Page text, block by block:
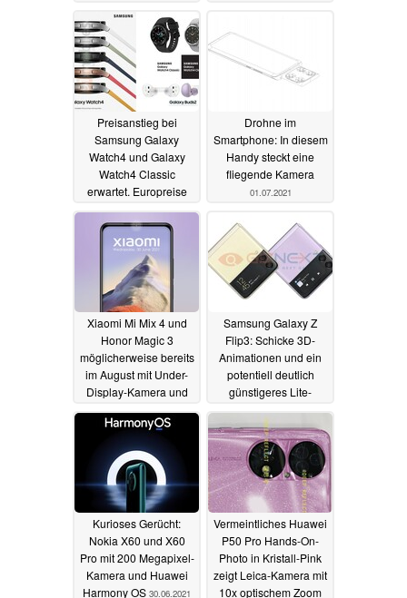
03.07.2021
Preisanstieg bei
Samsung Galaxy
Watch4 und Galaxy
Watch4 Classic
erwartet. Europreise
geleakt02.07.2021
Drohne im
Smartphone: In diesem
Handy steckt eine
fliegende Kamera
01.07.2021
Xiaomi Mi Mix 4 und
Honor Magic 3
möglicherweise bereits
im August mit Under-
Display-Kamera und
01.07.2021
Samsung Galaxy Z
Flip3: Schicke 3D-
Animationen und ein
potentiell deutlich
günstigeres Lite-
01.07.2021
Kurioses Gerücht:
Nokia X60 und X60
Pro mit 200 Megapixel-
Kamera und Huawei
Harmony OS 30.06.2021
Vermeintliches Huawei
P50 Pro Hands-On-
Photo in Kristall-Pink
zeigt Leica-Kamera mit
10x optischem Zoom